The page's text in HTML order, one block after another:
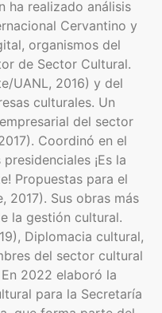
ha realizado análisis
Cervantino y
organismos del
de Sector Cultural.
UANL, 2016) y del
culturales. Un
del sector
Coordinó en el
¡Es la
Propuestas para el
2017). Sus obras más
la gestión cultural.
Diplomacia cultural,
del sector cultural
2022 elaboró la
para la Secretaría